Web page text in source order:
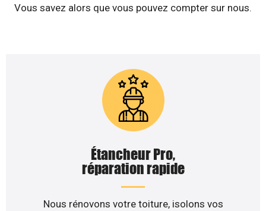
Vous savez alors que vous pouvez compter sur nous.
Étancheur Pro,
réparation rapide
Nous rénovons votre toiture, isolons vos